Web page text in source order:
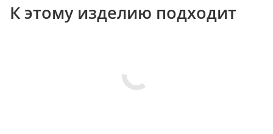
К этому изделию подходит